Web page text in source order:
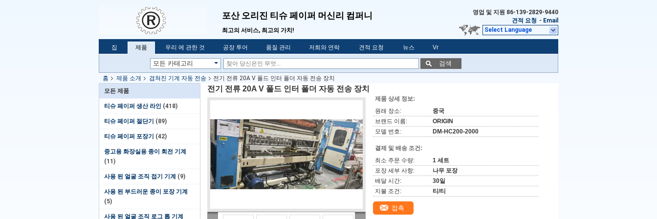
포산 오리진 티슈 페이퍼 머신리 컴퍼니
최고의 서비스, 최고의 가치!
영업 및 지원 86-139-2829-9440
견적 요청 - Email
Select Language
집 제품 우리 에 관한 것 공장 투어 품질 관리 저희와 연락 견적 요청 뉴스 Vr
검색
홈 제품 소개 겹쳐진 기계 자동 전송
전기 전류 20A V 폴드 인터 폴더 자동 전송 장치
모든 제품
티슈 페이퍼 생산 라인 (418)
티슈 페이퍼 절단기 (89)
티슈 페이퍼 포장기 (42)
중고용 화장실용 종이 회전 기계
(11)
사용 된 얼굴 조직 접기 기계 (9)
사용 된 부드러운 종이 포장 기계
(5)
사용 된 얼굴 조직 로그 톱 기계
전기 전류 20A V 폴드 인터 폴더 자동 전송 장치
제품 상세 정보:
원래 장소:
중국
브랜드 이름:
ORIGIN
모델 번호:
DM-HC200-2000
결제 및 배송 조건:
최소 주문 수량:
1 세트
포장 세부 사항:
나무 포장
배달 시간:
30일
지불 조건:
티/티
접촉